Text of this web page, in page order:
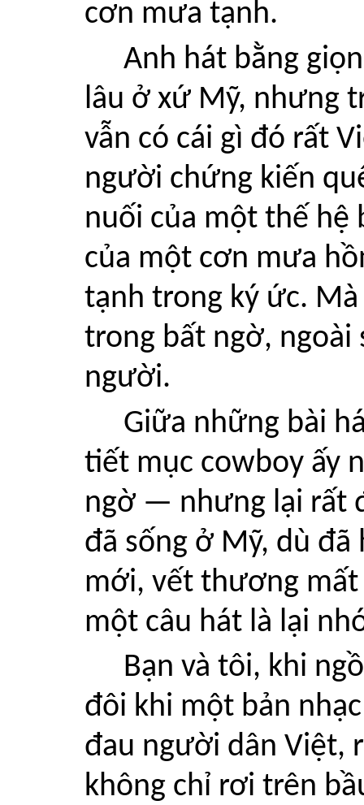
cơn mưa tạnh.
Anh hát bằng
lâu ở xứ Mỹ, nhưng
vẫn có cái gì đó rất
người chứng kiến
nuối của một thế hệ
của một cơn mưa
tạnh trong ký ức.
trong bất ngờ, ngoài
người.
Giữa những bài
tiết mục cowboy ấy
ngờ — nhưng lại rất
đã sống ở Mỹ, dù đã
mới, vết thương mất
một câu hát là lại
Bạn và tôi, khi
đôi khi một bản
đau người dân Việt,
không chỉ rơi trên